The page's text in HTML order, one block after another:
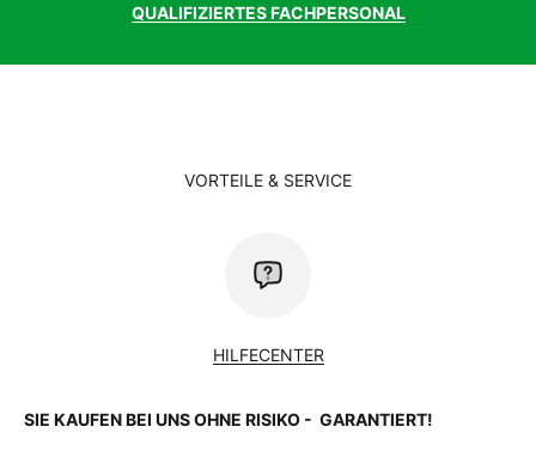
QUALIFIZIERTES FACHPERSONAL
VORTEILE & SERVICE
HILFECENTER
SIE KAUFEN BEI UNS OHNE RISIKO - GARANTIERT!